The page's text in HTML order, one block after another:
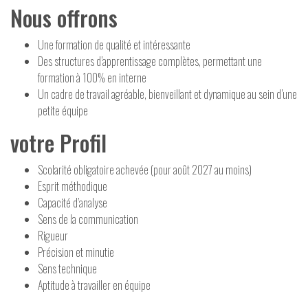
Nous offrons
Une formation de qualité et intéressante
Des structures d’apprentissage complètes, permettant une
formation à 100% en interne
Un cadre de travail agréable, bienveillant et dynamique au sein d’une
petite équipe
votre Profil
Scolarité obligatoire achevée (pour août 2027 au moins)
Esprit méthodique
Capacité d’analyse
Sens de la communication
Rigueur
Précision et minutie
Sens technique
Aptitude à travailler en équipe